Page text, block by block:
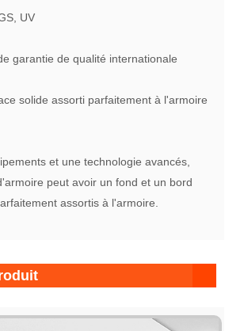
UV
garantie de qualité internationale
solide assorti parfaitement à l'armoire
et une technologie avancés,
peut avoir un fond et un bord
assortis à l'armoire.